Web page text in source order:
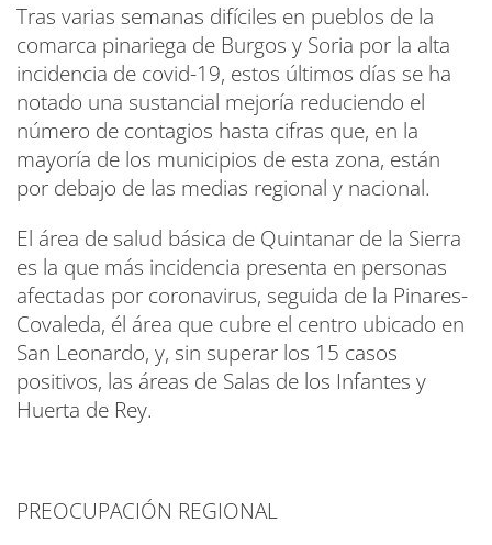
Tras varias semanas difíciles en pueblos de la
comarca pinariega de Burgos y Soria por la alta
incidencia de covid-19, estos últimos días se ha
notado una sustancial mejoría reduciendo el
número de contagios hasta cifras que, en la
mayoría de los municipios de esta zona, están
por debajo de las medias regional y nacional.
El área de salud básica de Quintanar de la Sierra
es la que más incidencia presenta en personas
afectadas por coronavirus, seguida de la Pinares-
Covaleda, él área que cubre el centro ubicado en
San Leonardo, y, sin superar los 15 casos
positivos, las áreas de Salas de los Infantes y
Huerta de Rey.
PREOCUPACIÓN REGIONAL